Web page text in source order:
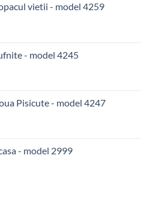
vietii - model 4259
- model 4245
Pisicute - model 4247
- model 2999